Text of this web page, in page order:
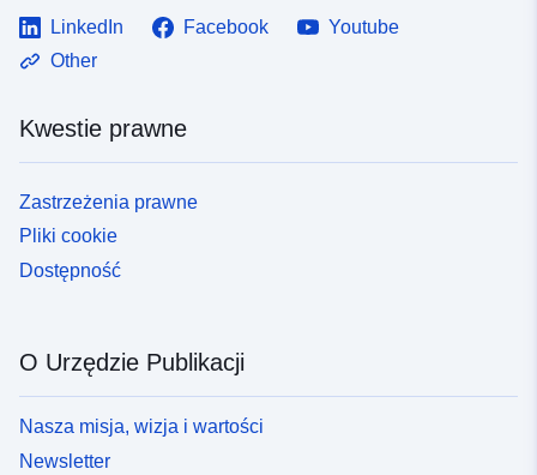
LinkedIn Facebook
Youtube
Other
Kwestie prawne
Zastrzeżenia prawne
Pliki cookie
Dostępność
O Urzędzie Publikacji
Nasza misja, wizja i wartości
Newsletter